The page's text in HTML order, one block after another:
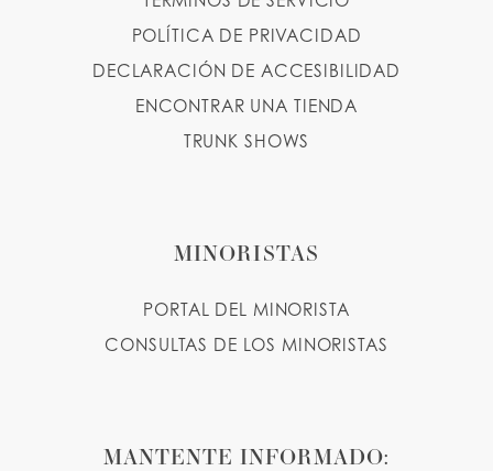
POLÍTICA DE PRIVACIDAD
DECLARACIÓN DE ACCESIBILIDAD
ENCONTRAR UNA TIENDA
TRUNK SHOWS
MINORISTAS
PORTAL DEL MINORISTA
CONSULTAS DE LOS MINORISTAS
MANTENTE INFORMADO: